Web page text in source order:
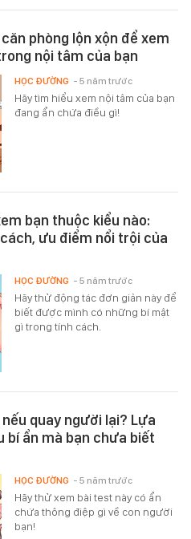
phòng lộn xộn để xem
nội tâm của bạn
Hãy tìm hiểu xem nội tâm của bạn
đang ẩn chứa điều gì!
HỌC ĐƯỜNG - 5 năm trước
bạn thuộc kiểu nào:
ưu điểm nổi trội của
Hãy thử động tác đơn giản này để
biết được mình có những bí mật
gì trong tính cách.
HỌC ĐƯỜNG - 5 năm trước
quay người lại? Lựa
bí ẩn mà bạn chưa biết
Hãy thử xem bài test này có ẩn
chứa thông điệp gì về con người
bạn!
HỌC ĐƯỜNG - 5 năm trước